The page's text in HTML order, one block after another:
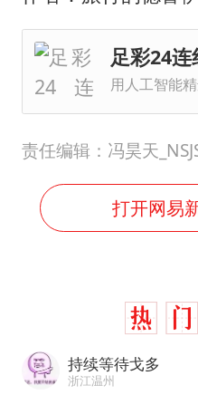
足彩24
用人工智能
责任编辑：冯昊天
打开网易
持续等待戈多
浙江温州